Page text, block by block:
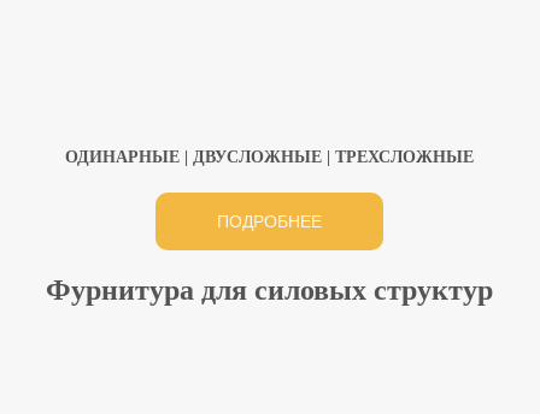
ОДИНАРНЫЕ | ДВУСЛОЖНЫЕ | ТРЕХСЛОЖНЫЕ
ПОДРОБНЕЕ
Фурнитура для силовых структур